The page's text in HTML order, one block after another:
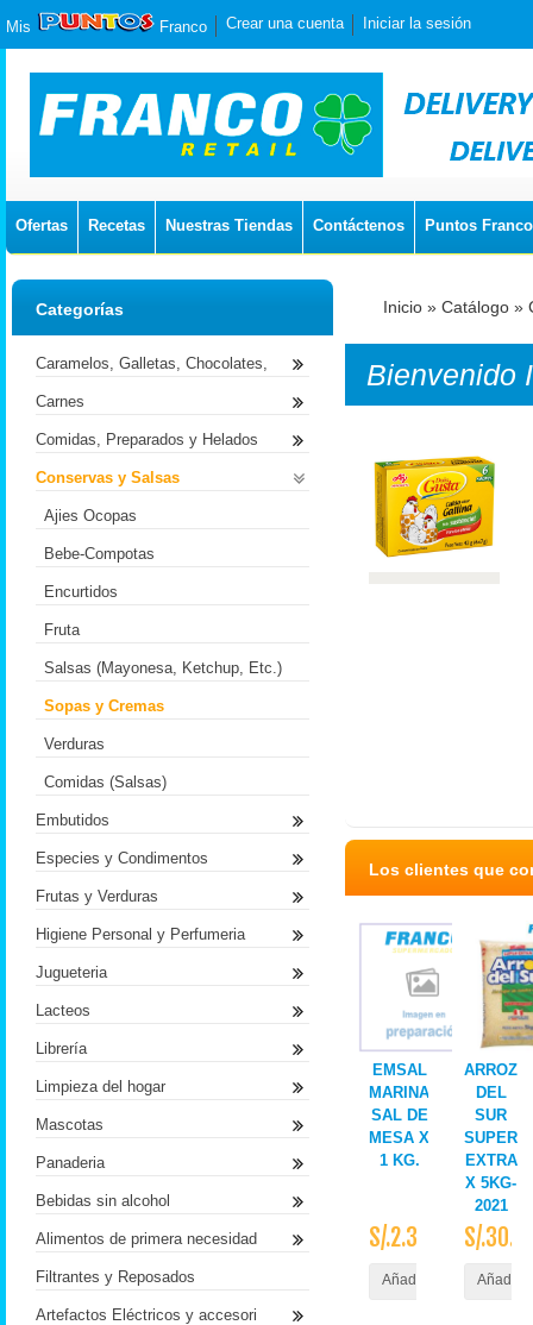
Mis Franco Crear una cuenta Iniciar la sesión
Ofertas Recetas Nuestras Tiendas Contáctenos Puntos Franco
Inicio » Catálogo »
Bienvenido
Los clientes que
EMSAL
MARINA
SAL DE
MESA X
1 KG.
S/.2.30
Añadir al Carrito
ARROZ
DEL
SUR
SUPER
EXTRA
X 5KG-
2021
S/
Añadir
Categorías
Caramelos, Galletas, Chocolates,
Carnes
Comidas, Preparados y Helados
Conservas y Salsas
Ajies Ocopas
Bebe-Compotas
Encurtidos
Fruta
Salsas (Mayonesa, Ketchup, Etc.)
Sopas y Cremas
Verduras
Comidas (Salsas)
Embutidos
Especies y Condimentos
Frutas y Verduras
Higiene Personal y Perfumeria
Jugueteria
Lacteos
Librería
Limpieza del hogar
Mascotas
Panaderia
Bebidas sin alcohol
Alimentos de primera necesidad
Filtrantes y Reposados
Artefactos Eléctricos y accesori